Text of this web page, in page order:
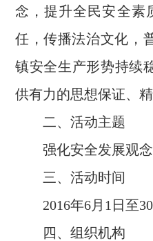
念，提升全民安全素
任，传播法治文化，
镇安全生产形势持续
供有力的思想保证、
二、活动主题
强化安全发展观念
三、活动时间
2016年6月1日至30
四、组织机构